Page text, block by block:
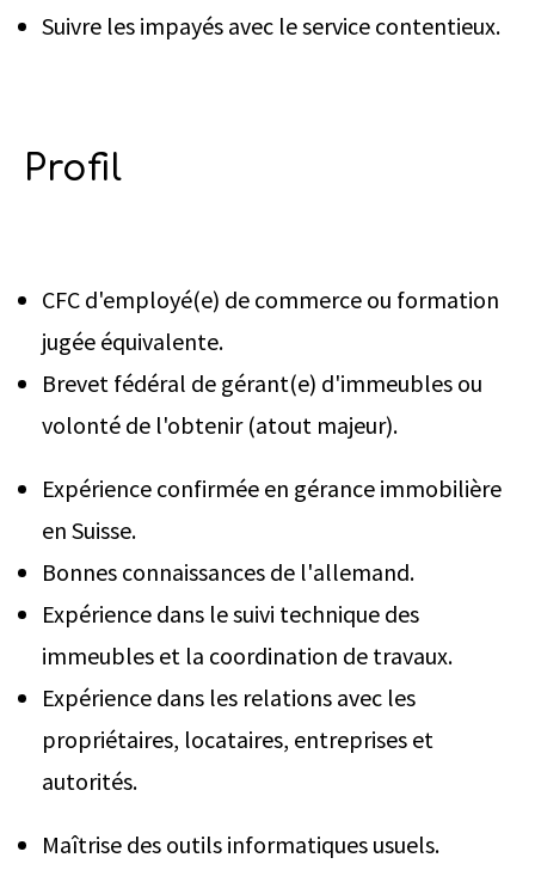
Suivre les impayés avec le service contentieux.
Profil
CFC d'employé(e) de commerce ou formation
jugée équivalente.
Brevet fédéral de gérant(e) d'immeubles ou
volonté de l'obtenir (atout majeur).
Expérience confirmée en gérance immobilière
en Suisse.
Bonnes connaissances de l'allemand.
Expérience dans le suivi technique des
immeubles et la coordination de travaux.
Expérience dans les relations avec les
propriétaires, locataires, entreprises et
autorités.
Maîtrise des outils informatiques usuels.